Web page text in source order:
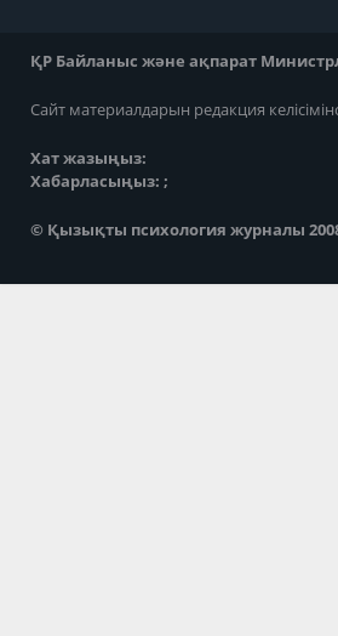
ҚР Байланыс және ақпарат
Сайт материалдарын редакция
Хат жазыңыз:
Хабарласыңыз: ;
© Қызықты психология журналы